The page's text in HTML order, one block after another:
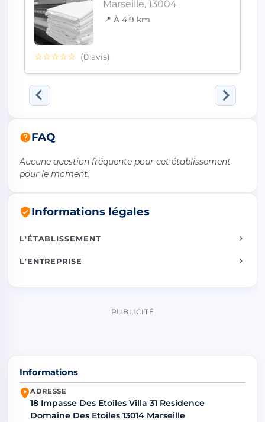
Marseille, 13004
📍 À 4.9 km
☆☆☆☆☆ (0 avis)
FAQ
Aucune question fréquente pour cet établissement
pour le moment.
Informations légales
L'ÉTABLISSEMENT
L'ENTREPRISE
PUBLICITÉ
Informations
ADRESSE
18 Impasse Des Etoiles Villa 31 Residence
Domaine Des Etoiles 13014 Marseille